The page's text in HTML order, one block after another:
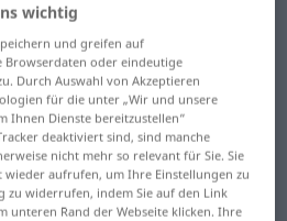
Übersetzung für
Spanisch
wichtig
und greifen auf
Browserdaten oder eindeutige
Durch Auswahl von Akzeptieren
für die unter „Wir und unsere
Ihnen Dienste bereitzustellen“
deaktiviert sind, sind manche
nicht mehr so relevant für Sie. Sie
wieder aufrufen, um Ihre Einstellungen zu
widerrufen, indem Sie auf den Link
unteren Rand der Webseite klicken. Ihre